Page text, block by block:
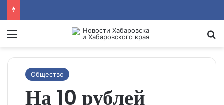
Menu
Общество
На 10 рублей